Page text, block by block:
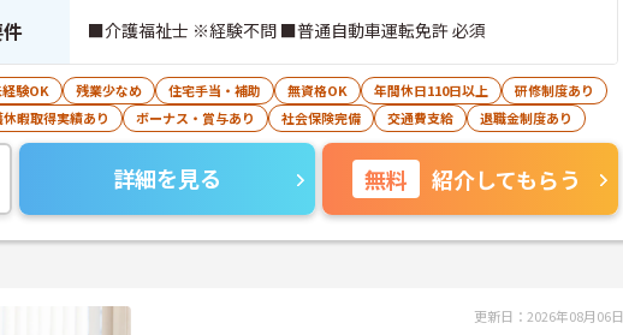
■介護福祉士 ※経験不問 ■普通自動車運転免許 必須
験OK 残業少なめ 住宅手当・補助 無資格OK 年間休日110日以上
研修制度あり
暇取得実績あり
ボーナス・賞与あり 社会保険完備 交通費支給 退職金制度あり
詳細を見る 無料 紹介してもらう
更新日：2026年08月06日